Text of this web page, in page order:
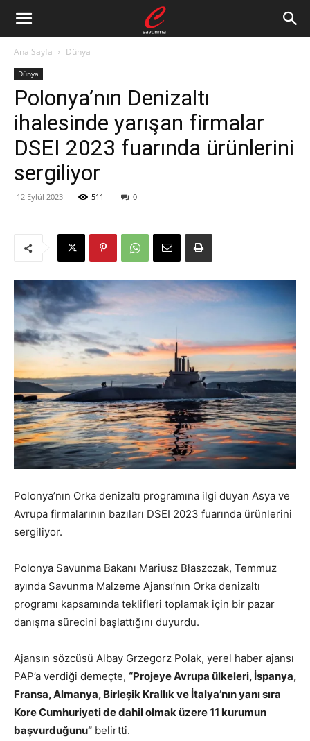
Ana Sayfa Dünya
Dünya
Polonya’nın Denizaltı
ihalesinde yarışan firmalar
DSEI 2023 fuarında ürünlerini
sergiliyor
12 Eylül 2023 511 0
Polonya’nın Orka denizaltı programına ilgi duyan Asya ve
Avrupa firmalarının bazıları DSEI 2023 fuarında ürünlerini
sergiliyor.
Polonya Savunma Bakanı Mariusz Błaszczak, Temmuz
ayında Savunma Malzeme Ajansı’nın Orka denizaltı
programı kapsamında teklifleri toplamak için bir pazar
danışma sürecini başlattığını duyurdu.
Ajansın sözcüsü Albay Grzegorz Polak, yerel haber ajansı
PAP’a verdiği demeçte, “Projeye Avrupa ülkeleri, İspanya,
Fransa, Almanya, Birleşik Krallık ve İtalya’nın yanı sıra
Kore Cumhuriyeti de dahil olmak üzere 11 kurumun
başvurduğunu” belirtti.